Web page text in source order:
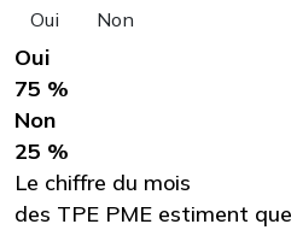
Oui Non
Oui
75 %
Non
25 %
Le chiffre du mois
des TPE PME estiment